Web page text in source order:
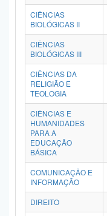
CIÊNCIAS
BIOLÓGICAS II
CIÊNCIAS
BIOLÓGICAS III
CIÊNCIAS DA
RELIGIÃO E
TEOLOGIA
CIÊNCIAS E
HUMANIDADES
PARA A
EDUCAÇÃO
BÁSICA
COMUNICAÇÃO E
INFORMAÇÃO
DIREITO